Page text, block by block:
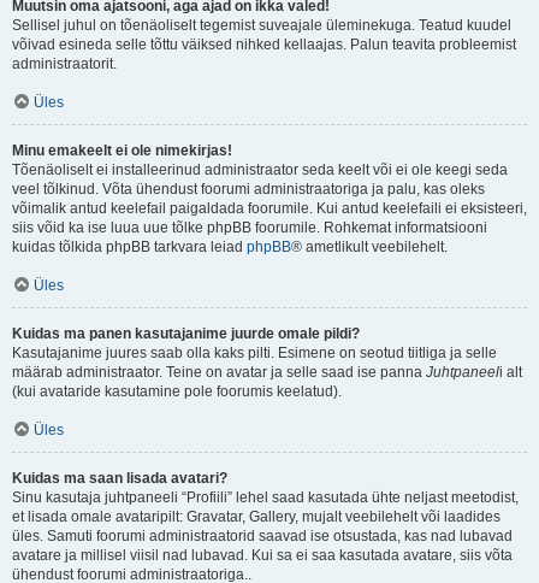
Muutsin oma ajatsooni, aga ajad on ikka valed!
Sellisel juhul on tõenäoliselt tegemist suveajale üleminekuga. Teatud kuudel
võivad esineda selle tõttu väiksed nihked kellaajas. Palun teavita probleemist
administraatorit.
Üles
Minu emakeelt ei ole nimekirjas!
Tõenäoliselt ei installeerinud administraator seda keelt või ei ole keegi seda
veel tõlkinud. Võta ühendust foorumi administraatoriga ja palu, kas oleks
võimalik antud keelefail paigaldada foorumile. Kui antud keelefaili ei eksisteeri,
siis võid ka ise luua uue tõlke phpBB foorumile. Rohkemat informatsiooni
kuidas tõlkida phpBB tarkvara leiad phpBB® ametlikult veebilehelt.
Üles
Kuidas ma panen kasutajanime juurde omale pildi?
Kasutajanime juures saab olla kaks pilti. Esimene on seotud tiitliga ja selle
määrab administraator. Teine on avatar ja selle saad ise panna Juhtpaneeli alt
(kui avataride kasutamine pole foorumis keelatud).
Üles
Kuidas ma saan lisada avatari?
Sinu kasutaja juhtpaneeli “Profiili” lehel saad kasutada ühte neljast meetodist,
et lisada omale avataripilt: Gravatar, Gallery, mujalt veebilehelt või laadides
üles. Samuti foorumi administraatorid saavad ise otsustada, kas nad lubavad
avatare ja millisel viisil nad lubavad. Kui sa ei saa kasutada avatare, siis võta
ühendust foorumi administraatoriga..